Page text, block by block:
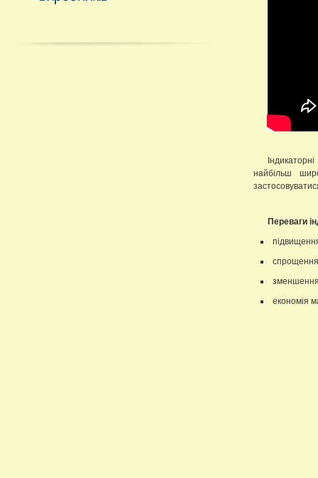
найбільш
Переваги
спрощення
зменшення
економія